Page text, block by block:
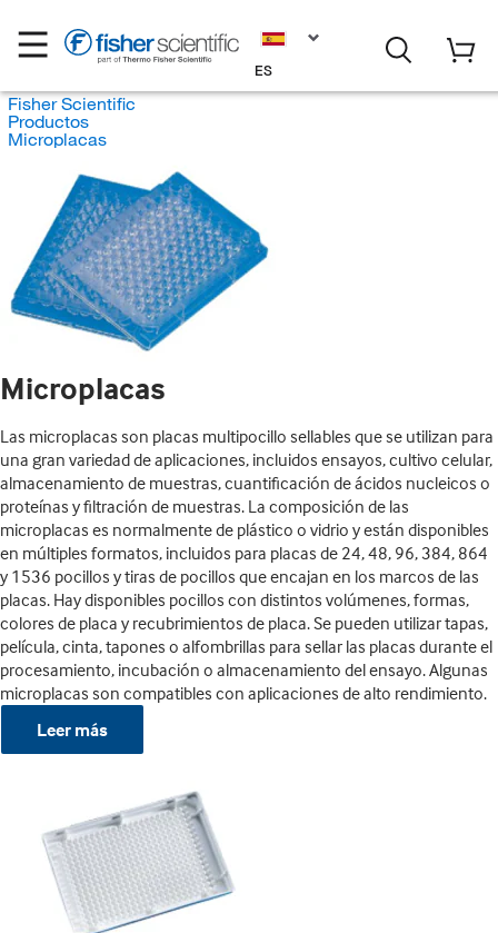
ES
Fisher Scientific
Productos
Microplacas
Microplacas
Las microplacas son placas multipocillo sellables que se utilizan para
una gran variedad de aplicaciones, incluidos ensayos, cultivo celular,
almacenamiento de muestras, cuantificación de ácidos nucleicos o
proteínas y filtración de muestras. La composición de las
microplacas es normalmente de plástico o vidrio y están disponibles
en múltiples formatos, incluidos para placas de 24, 48, 96, 384, 864
y 1536 pocillos y tiras de pocillos que encajan en los marcos de las
placas. Hay disponibles pocillos con distintos volúmenes, formas,
colores de placa y recubrimientos de placa. Se pueden utilizar tapas,
película, cinta, tapones o alfombrillas para sellar las placas durante el
procesamiento, incubación o almacenamiento del ensayo. Algunas
microplacas son compatibles con aplicaciones de alto rendimiento.
Leer más